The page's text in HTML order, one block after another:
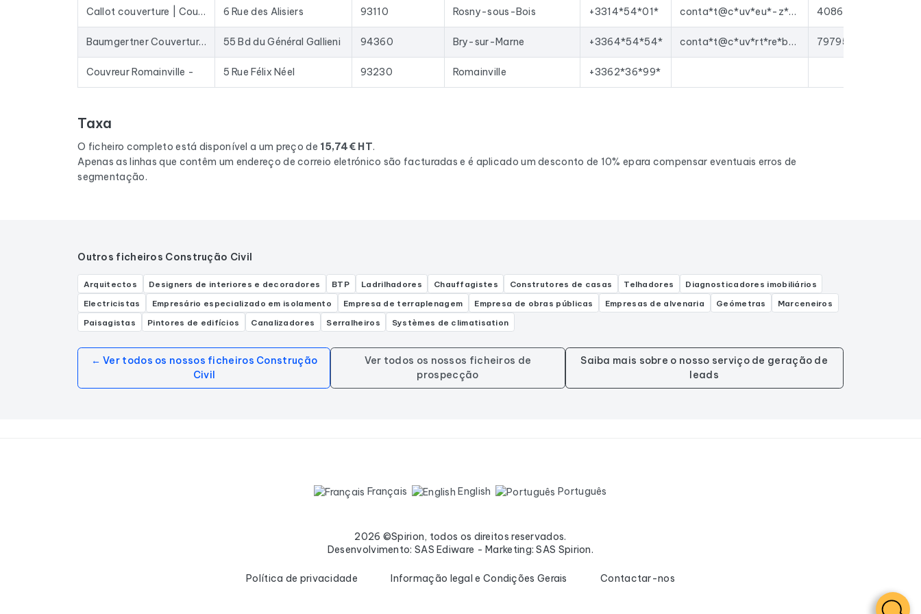
Callot couverture | Couvreur Rosny Sous Bois | Couvreur 93 Seine Saint Denis 6 Rue des Alisiers 93110 Rosny-sous-Bois +3314*54*01* conta*t@c*uv*eu*-z*ng*eu*-i*f.f* 40861570600046
Baumgertner Couverture - Couvreur Bry Sur Marne - Couvreur 94 55 Bd du Général Gallieni 94360 Bry-sur-Marne +3364*54*54* conta*t@c*uv*rt*re*ba*mg*rt*er.*r 79795254600027
Couvreur Romainville - 5 Rue Félix Néel 93230 Romainville +3362*36*99*
Taxa
O ficheiro completo está disponível a um preço de 15,74€ HT.
Apenas as linhas que contêm um endereço de correio eletrónico são facturadas e é aplicado um desconto de 10% epara compensar eventuais erros de
segmentação.
Outros ficheiros Construção Civil
Arquitectos Designers de interiores e decoradores BTP Ladrilhadores Chauffagistes Construtores de casas Telhadores
Diagnosticadores imobiliários
Electricistas
Empresário especializado em isolamento Empresa de terraplenagem Empresa de obras públicas Empresas de alvenaria Geómetras
Marceneiros
Paisagistas
Pintores de edifícios Canalizadores Serralheiros Systèmes de climatisation
← Ver todos os nossos ficheiros Construção
Civil
Ver todos os nossos ficheiros de
prospecção
Saiba mais sobre o nosso serviço de geração de
leads
Français English Português
2026 ©Spirion, todos os direitos reservados.
Desenvolvimento: SAS Ediware - Marketing: SAS Spirion.
Política de privacidade Informação legal e Condições Gerais Contactar-nos